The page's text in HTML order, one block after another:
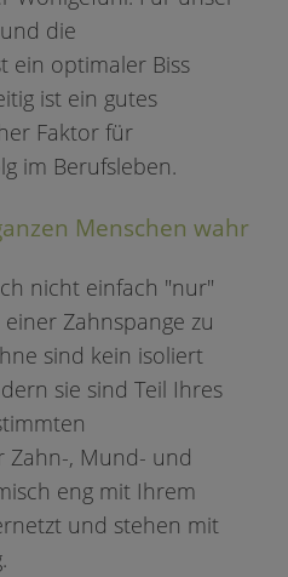
die
ein optimaler Biss
ist ein gutes
Faktor für
im Berufsleben.
Menschen wahr
nicht einfach "nur"
Zahnspange zu
sind kein isoliert
sie sind Teil Ihres
Zahn-, Mund- und
eng mit Ihrem
und stehen mit